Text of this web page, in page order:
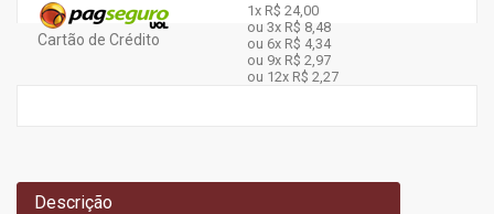
Cartão de Crédito
1x R$ 24,00
ou 3x R$ 8,48
ou 6x R$ 4,34
ou 9x R$ 2,97
ou 12x R$ 2,27
Descrição